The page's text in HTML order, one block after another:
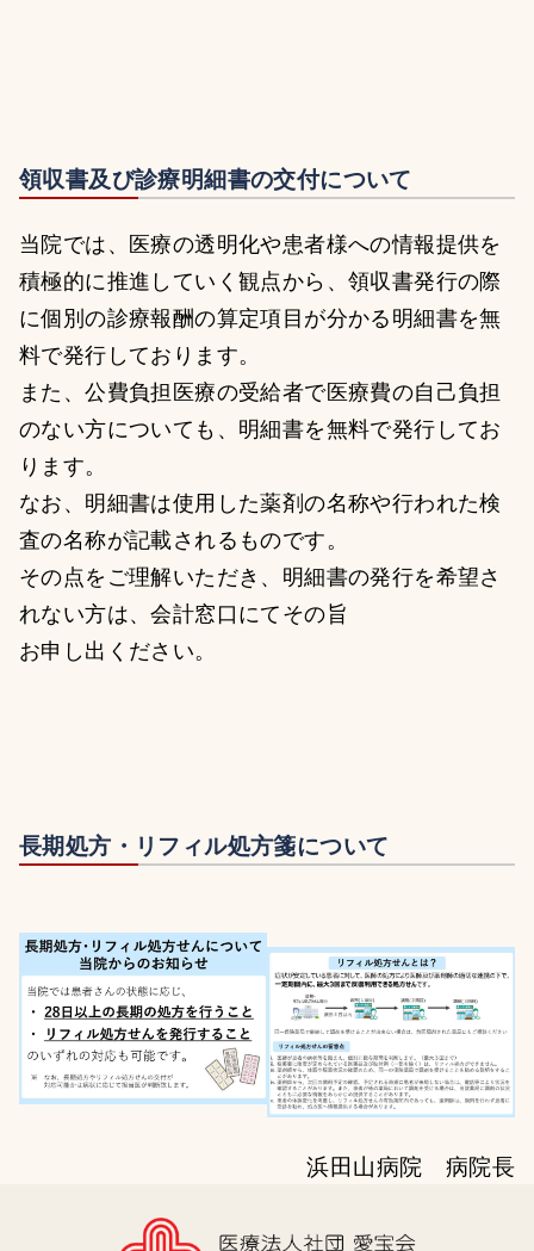
領収書及び診療明細書の交付について
当院では、医療の透明化や患者様への情報提供を
積極的に推進していく観点から、領収書発行の際
に個別の診療報酬の算定項目が分かる明細書を無
料で発行しております。
また、公費負担医療の受給者で医療費の自己負担
のない方についても、明細書を無料で発行してお
ります。
なお、明細書は使用した薬剤の名称や行われた検
査の名称が記載されるものです。
その点をご理解いただき、明細書の発行を希望さ
れない方は、会計窓口にてその旨
お申し出ください。
長期処方・リフィル処方箋について
浜田山病院 病院長